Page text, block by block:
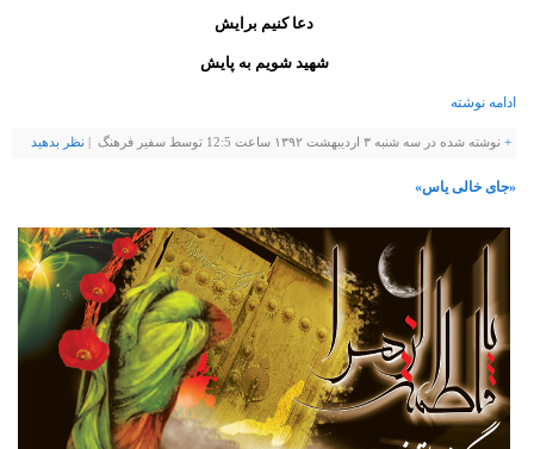
دعا کنیم برایش
شهید شویم به پایش
ادامه نوشته
+ نوشته شده در سه شنبه ۳ اردیبهشت ۱۳۹۲ ساعت 12:5 توسط سفیر فرهنگ | نظر بدهيد
«جای خالی یاس»